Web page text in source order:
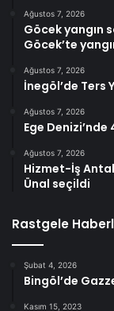
Ağustos 7, 2026
Göcek yangın
Göcek’te
Ağustos 7, 2026
İnegöl’de Ters
Ağustos 7, 2026
Ege
Ağustos 7, 2026
Hizmet-İş
Ünal seçildi
Rastgele
Şubat 4, 2026
Bingöl’de
Kasım 15, 2023